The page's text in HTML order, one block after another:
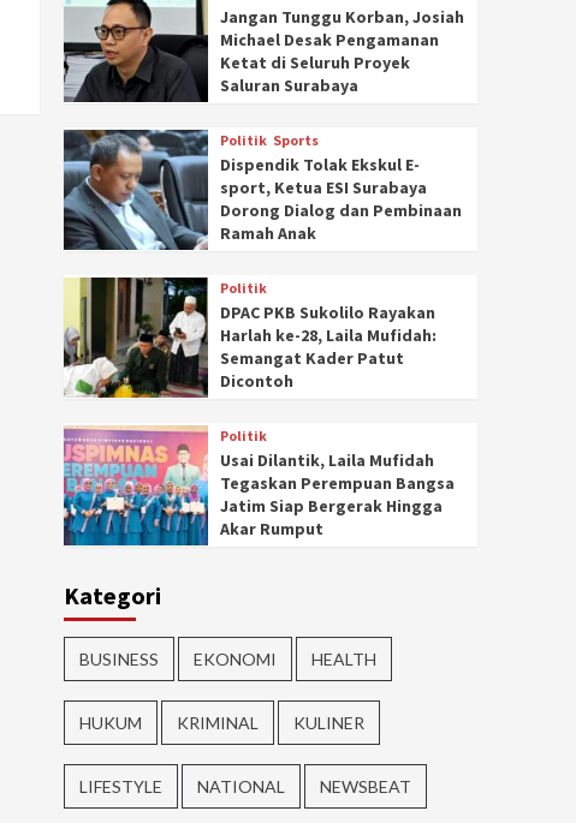
Jangan Tunggu Korban, Josiah
Michael Desak Pengamanan
Ketat di Seluruh Proyek
Saluran Surabaya
Politik Sports
Dispendik Tolak Ekskul E-
sport, Ketua ESI Surabaya
Dorong Dialog dan Pembinaan
Ramah Anak
Politik
DPAC PKB Sukolilo Rayakan
Harlah ke-28, Laila Mufidah:
Semangat Kader Patut
Dicontoh
Politik
Usai Dilantik, Laila Mufidah
Tegaskan Perempuan Bangsa
Jatim Siap Bergerak Hingga
Akar Rumput
Kategori
BUSINESS EKONOMI HEALTH
HUKUM KRIMINAL KULINER
LIFESTYLE NATIONAL NEWSBEAT